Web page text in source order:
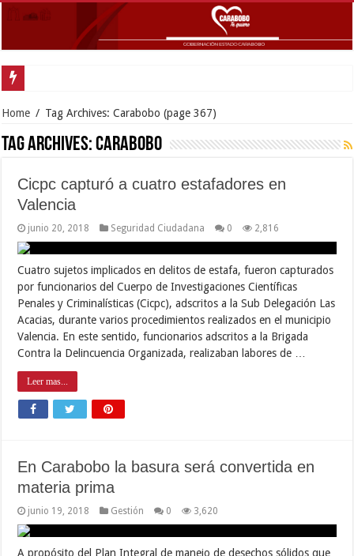
Home / Tag Archives: Carabobo (page 367)
Tag Archives:Carabobo
Cicpc capturó a cuatro estafadores en
Valencia
junio 20, 2018 Seguridad Ciudadana 0 2,816
Cuatro sujetos implicados en delitos de estafa, fueron capturados
por funcionarios del Cuerpo de Investigaciones Científicas
Penales y Criminalísticas (Cicpc), adscritos a la Sub Delegación Las
Acacias, durante varios procedimientos realizados en el municipio
Valencia. En este sentido, funcionarios adscritos a la Brigada
Contra la Delincuencia Organizada, realizaban labores de …
Leer mas...
En Carabobo la basura será convertida en
materia prima
junio 19, 2018 Gestión 0 3,620
A propósito del Plan Integral de manejo de desechos sólidos que